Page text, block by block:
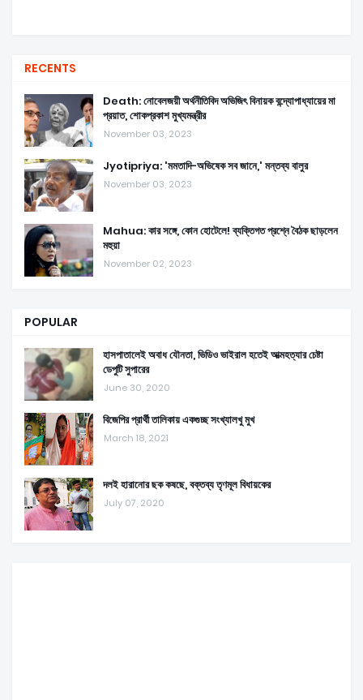
RECENTS
Death: নোবেলজয়ী অর্থনীতিবিদ অভিজিৎ বিনায়ক বন্দ্যোপাধ্যায়ের মা
প্রয়াত, শোকপ্রকাশ মুখ্যমন্ত্রীর
November 03, 2023
Jyotipriya: 'মমতাদি-অভিষেক সব জানে,' মন্তব্য বালুর
November 03, 2023
Mahua: কার সঙ্গে, কোন হোটেলে! ব্যক্তিগত প্রশ্নে বৈঠক ছাড়লেন
মহুয়া
November 02, 2023
POPULAR
হাসপাতালেই অবাধ যৌনতা, ভিডিও ভাইরাল হতেই আত্মহত্যার চেষ্টা
ডেপুটি সুপারের
June 30, 2020
বিজেপির প্রার্থী তালিকায় একগুচ্ছ সংখ্যালখু মুখ
March 18, 2021
দলই হারানোর ছক কষছে, বক্তব্য তৃণমূল বিধায়কের
July 07, 2020